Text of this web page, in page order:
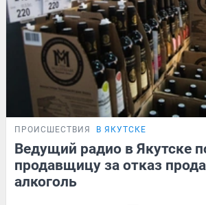
ПРОИСШЕСТВИЯ В ЯКУТСКЕ
Ведущий радио в Якутске
продавщицу за отказ
алкоголь